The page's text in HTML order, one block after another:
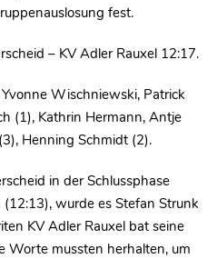
fest.
– KV Adler Rauxel 12:17.
Wischniewski, Patrick
(1), Kathrin Hermann, Antje
Henning Schmidt (2).
in der Schlussphase
wurde es Stefan Strunk
KV Adler Rauxel bat seine
Worte mussten herhalten, um